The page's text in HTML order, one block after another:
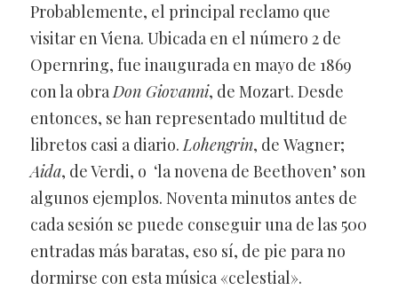
Probablemente, el principal reclamo que
visitar en Viena. Ubicada en el número 2 de
Opernring, fue inaugurada en mayo de 1869
con la obraDon Giovanni, de Mozart. Desde
entonces, se han representado multitud de
libretos casi a diario.Lohengrin, de Wagner;
Aida, de Verdi, o ‘la novena de Beethoven’ son
algunos ejemplos. Noventa minutos antes de
cada sesión se puede conseguir una de las 500
entradas más baratas, eso sí, de pie para no
dormirse con esta música «celestial».